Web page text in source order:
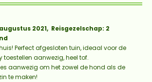
2021, Reisgezelschap: 2
Perfect afgesloten tuin, ideaal voor de
aanwezig, heel tof.
aanwezig om het zowel de hond als de
te maken!